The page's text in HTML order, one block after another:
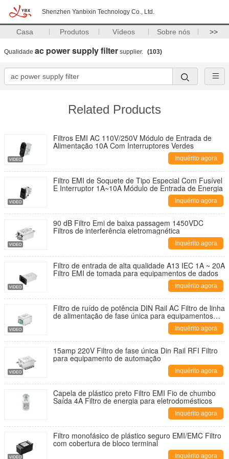
Shenzhen Yanbixin Technology Co., Ltd.
Casa Produtos Vídeos Sobre nós >>
Qualidade ac power supply filter supplier. (103)
Related Products
Filtros EMI AC 110V/250V Módulo de Entrada de
Alimentação 10A Com Interruptores Verdes
Inquérito agora
Filtro EMI de Soquete de Tipo Especial Com Fusível
E Interruptor 1A~10A Módulo de Entrada de Energia
Inquérito agora
90 dB Filtro Emi de baixa passagem 1450VDC
Filtros de interferência eletromagnética
Inquérito agora
Filtro de entrada de alta qualidade A13 IEC 1A ~ 20A
Filtro EMI de tomada para equipamentos de dados
Inquérito agora
Filtro de ruído de potência DIN Rail AC Filtro de linha
de alimentação de fase única para equipamentos
Inquérito agora
15amp 220V Filtro de fase única Din Rail RFI Filtro
para equipamento de automação
Inquérito agora
Capela de plástico preto Filtro EMI Fio de chumbo
Saída 4A Filtro de energia para eletrodomésticos
Inquérito agora
Filtro monofásico de plástico seguro EMI/EMC Filtro
com cobertura de bloco terminal
Inquérito agora